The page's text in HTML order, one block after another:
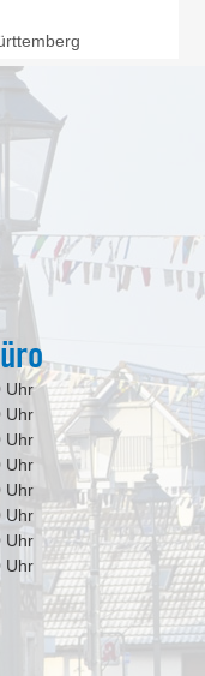
Uhr
Uhr
Uhr
Uhr
Uhr
Uhr
Uhr
Uhr